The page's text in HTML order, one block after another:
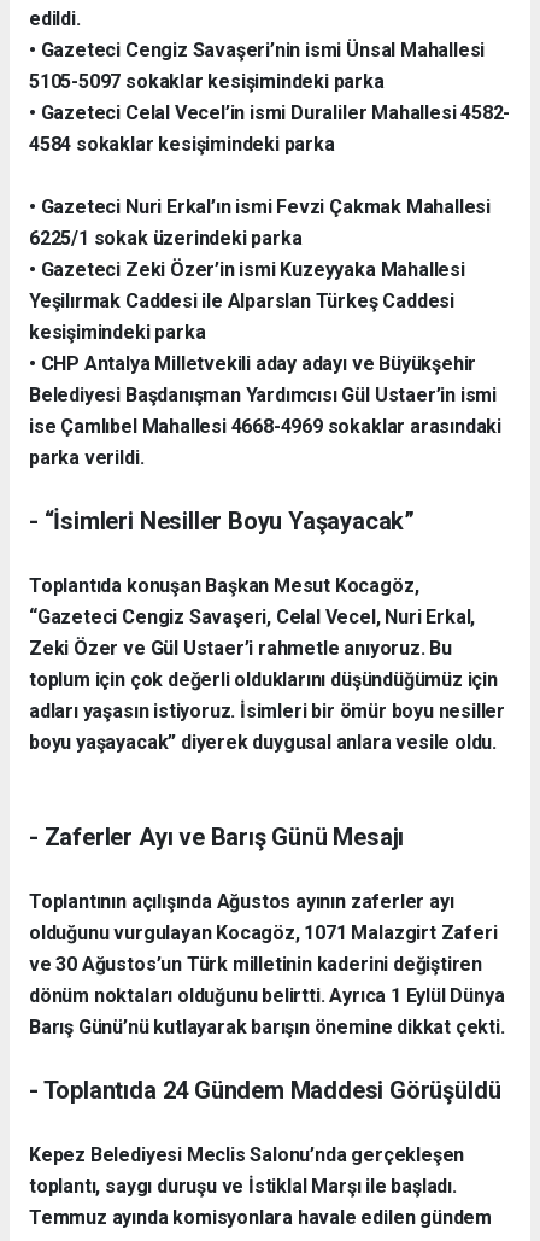
edildi.
• Gazeteci Cengiz Savaşeri’nin ismi Ünsal Mahallesi
5105-5097 sokaklar kesişimindeki parka
• Gazeteci Celal Vecel’in ismi Duraliler Mahallesi 4582-
4584 sokaklar kesişimindeki parka
• Gazeteci Nuri Erkal’ın ismi Fevzi Çakmak Mahallesi
6225/1 sokak üzerindeki parka
• Gazeteci Zeki Özer’in ismi Kuzeyyaka Mahallesi
Yeşilırmak Caddesi ile Alparslan Türkeş Caddesi
kesişimindeki parka
• CHP Antalya Milletvekili aday adayı ve Büyükşehir
Belediyesi Başdanışman Yardımcısı Gül Ustaer’in ismi
ise Çamlıbel Mahallesi 4668-4969 sokaklar arasındaki
parka verildi.
- “İsimleri Nesiller Boyu Yaşayacak”
Toplantıda konuşan Başkan Mesut Kocagöz,
“Gazeteci Cengiz Savaşeri, Celal Vecel, Nuri Erkal,
Zeki Özer ve Gül Ustaer’i rahmetle anıyoruz. Bu
toplum için çok değerli olduklarını düşündüğümüz için
adları yaşasın istiyoruz. İsimleri bir ömür boyu nesiller
boyu yaşayacak” diyerek duygusal anlara vesile oldu.
- Zaferler Ayı ve Barış Günü Mesajı
Toplantının açılışında Ağustos ayının zaferler ayı
olduğunu vurgulayan Kocagöz, 1071 Malazgirt Zaferi
ve 30 Ağustos’un Türk milletinin kaderini değiştiren
dönüm noktaları olduğunu belirtti. Ayrıca 1 Eylül Dünya
Barış Günü’nü kutlayarak barışın önemine dikkat çekti.
- Toplantıda 24 Gündem Maddesi Görüşüldü
Kepez Belediyesi Meclis Salonu’nda gerçekleşen
toplantı, saygı duruşu ve İstiklal Marşı ile başladı.
Temmuz ayında komisyonlara havale edilen gündem